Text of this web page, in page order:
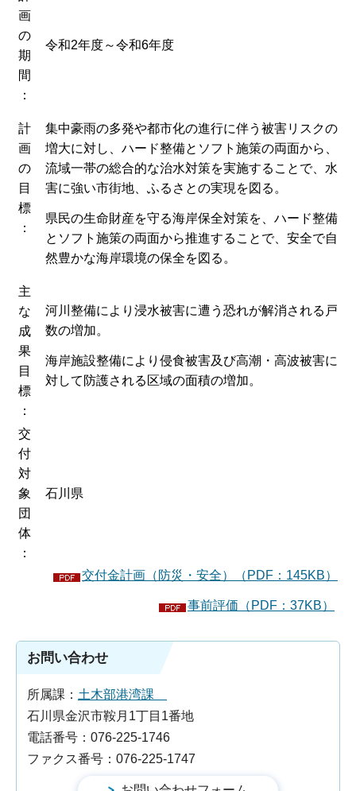
画
の
期
間
：
令和2年度～令和6年度
計
画
の
目
標
：
集中豪雨の多発や都市化の進行に伴う被害リスクの
増大に対し、ハード整備とソフト施策の両面から、
流域一帯の総合的な治水対策を実施することで、水
害に強い市街地、ふるさとの実現を図る。
県民の生命財産を守る海岸保全対策を、ハード整備
とソフト施策の両面から推進することで、安全で自
然豊かな海岸環境の保全を図る。
主
な
成
果
目
標
：
河川整備により浸水被害に遭う恐れが解消される戸
数の増加。
海岸施設整備により侵食被害及び高潮・高波被害に
対して防護される区域の面積の増加。
交
付
対
象
団
体
：
石川県
交付金計画（防災・安全）（PDF：145KB）
事前評価（PDF：37KB）
お問い合わせ
所属課： 土木部港湾課
石川県金沢市鞍月1丁目1番地
電話番号：076-225-1746
ファクス番号：076-225-1747